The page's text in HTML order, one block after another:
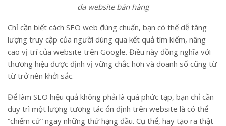
đa website bán hàng
Chỉ cần biết cách SEO web đúng chuẩn, bạn có thể dễ tăng
lượng truy cập của người dùng qua kết quả tìm kiếm, nâng
cao vị trí của website trên Google. Điều này đồng nghĩa với
thương hiệu được định vị vững chắc hơn và doanh số cũng từ
từ trở nên khởi sắc.
Để làm SEO hiệu quả không phải là quá phức tạp, bạn chỉ cần
duy trì một lượng tương tác ổn định trên website là có thể
“chiếm cứ” ngay những thứ hạng đầu. Cụ thể, hãy tạo ra thật